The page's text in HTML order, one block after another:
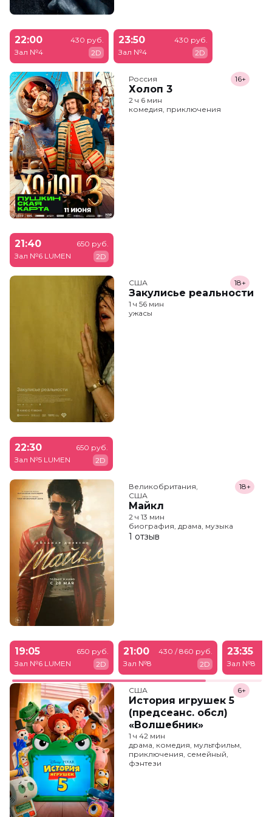
22:00
Зал №4
430 руб.
2D
23:50
Зал №4
430 руб.
2D
Россия
Холоп 3
16+
2 ч 6 мин
комедия, приключения
21:40
Зал №6 LUMEN
650 руб.
2D
США
Закулисье реальности
18+
1 ч 56 мин
ужасы
22:30
Зал №5 LUMEN
650 руб.
2D
Великобритания,
США
Майкл
18+
2 ч 13 мин
биография, драма, музыка
1 отзыв
19:05
Зал №6 LUMEN
650 руб.
2D
21:00
Зал №8
430 / 860 руб.
2D
23:35
Зал №8
США
История игрушек 5
(предсеанс. обсл)
«Волшебник»
6+
1 ч 42 мин
драма, комедия, мультфильм,
приключения, семейный,
фэнтези